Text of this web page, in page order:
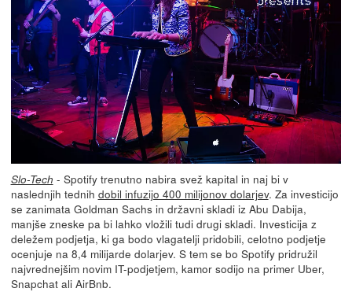
Slo-Tech - Spotify trenutno nabira svež kapital in naj bi v
naslednjih tednih dobil infuzijo 400 milijonov dolarjev. Za investicijo
se zanimata Goldman Sachs in državni skladi iz Abu Dabija,
manjše zneske pa bi lahko vložili tudi drugi skladi. Investicija z
deležem podjetja, ki ga bodo vlagatelji pridobili, celotno podjetje
ocenjuje na 8,4 milijarde dolarjev. S tem se bo Spotify pridružil
najvrednejšim novim IT-podjetjem, kamor sodijo na primer Uber,
Snapchat ali AirBnb.